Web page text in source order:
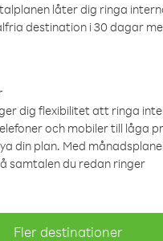
låter dig ringa
destination i 30 dagar
dig flexibilitet att ringa
och mobiler till låga
din plan. Med
samtalen du redan ringer
Fler destinationer